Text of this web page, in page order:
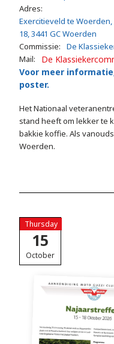
Adres:
Exercitieveld te
18, 3441 GC Woerden
Commissie:
De
Mail:
De
Voor meer
poster.
Het Nationaal
stand heeft om lekker te
bakkie koffie. Als
Woerden.
Thursday
15
October